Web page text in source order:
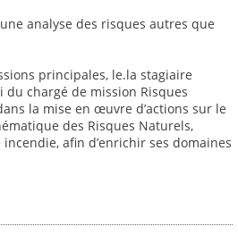
analyse des risques autres que
principales, le.la stagiaire
chargé de mission Risques
la mise en œuvre d’actions sur le
des Risques Naturels,
afin d’enrichir ses domaines